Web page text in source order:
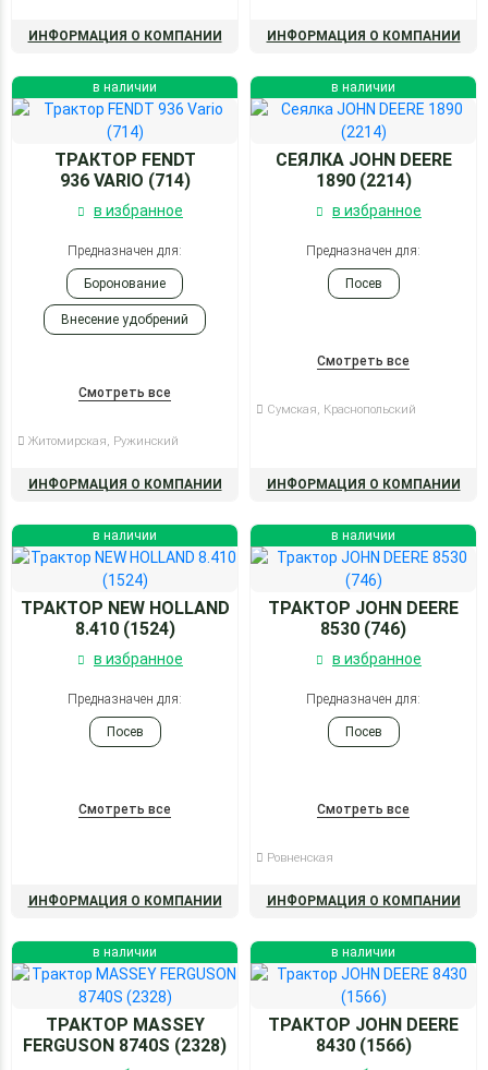
ИНФОРМАЦИЯ О КОМПАНИИ ИНФОРМАЦИЯ О КОМПАНИИ
в наличии
ТРАКТОР FENDT
936 VARIO (714)
в избранное
Предназначен для:
Боронование
Внесение удобрений
Опрыскивание
Смотреть все
Житомирская, Ружинский
ИНФОРМАЦИЯ О КОМПАНИИ
в наличии
СЕЯЛКА JOHN DEERE
1890 (2214)
в избранное
Предназначен для:
Посев
Смотреть все
Сумская, Краснопольский
ИНФОРМАЦИЯ О КОМПАНИИ
в наличии
ТРАКТОР NEW HOLLAND
8.410 (1524)
в избранное
Предназначен для:
Посев
Смотреть все
ИНФОРМАЦИЯ О КОМПАНИИ
в наличии
ТРАКТОР JOHN DEERE
8530 (746)
в избранное
Предназначен для:
Посев
Смотреть все
Ровненская
ИНФОРМАЦИЯ О КОМПАНИИ
в наличии
ТРАКТОР MASSEY
FERGUSON 8740S (2328)
в наличии
ТРАКТОР JOHN DEERE
8430 (1566)